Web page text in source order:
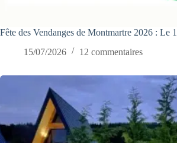
Fête des Vendanges de Montmartre 2026 : Le
15/07/2026
12 commentaires